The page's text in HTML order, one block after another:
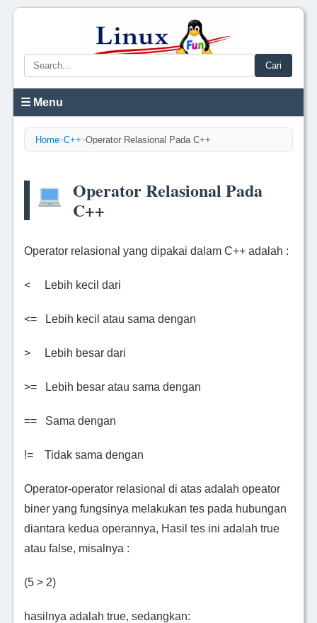
Cari
☰ Menu
Home>C++>Operator Relasional Pada C++
Operator Relasional Pada
C++
Operator relasional yang dipakai dalam C++ adalah :
< Lebih kecil dari
<= Lebih kecil atau sama dengan
> Lebih besar dari
>= Lebih besar atau sama dengan
== Sama dengan
!= Tidak sama dengan
Operator-operator relasional di atas adalah opeator
biner yang fungsinya melakukan tes pada hubungan
diantara kedua operannya, Hasil tes ini adalah true
atau false, misalnya :
(5 > 2)
hasilnya adalah true, sedangkan: